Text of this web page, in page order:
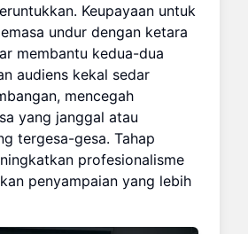
Keupayaan untuk
undur dengan ketara
membantu kedua-dua
audiens kekal sedar
mencegah
yang janggal atau
tergesa-gesa. Tahap
profesionalisme
penyampaian yang lebih